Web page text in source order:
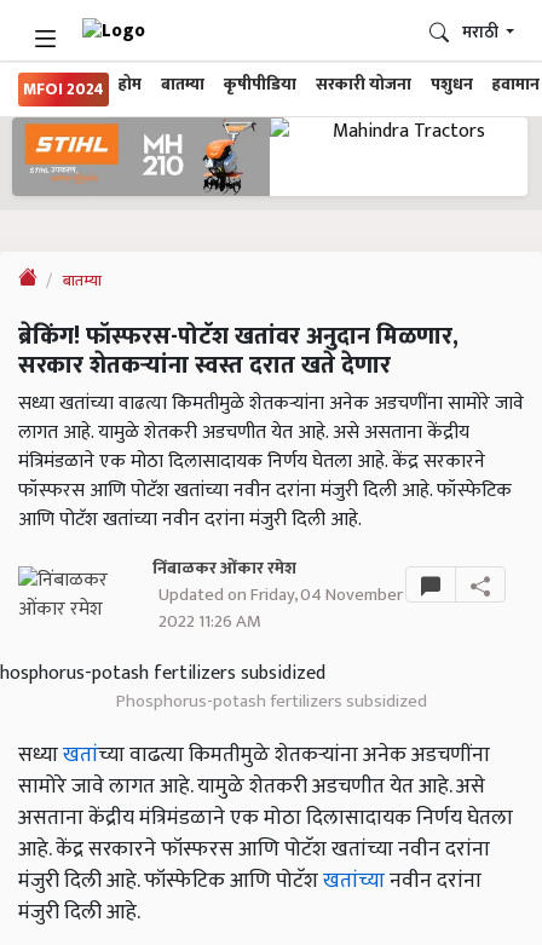
MFOI 2024 होम बातम्या कृषीपीडिया सरकारी योजना पशुधन हवामान
मराठी
बातम्या
ब्रेकिंग! फॉस्फरस-पोटॅश खतांवर अनुदान मिळणार,
सरकार शेतकऱ्यांना स्वस्त दरात खते देणार
सध्या खतांच्या वाढत्या किमतीमुळे शेतकऱ्यांना अनेक अडचणींना सामोरे जावे
लागत आहे. यामुळे शेतकरी अडचणीत येत आहे. असे असताना केंद्रीय
मंत्रिमंडळाने एक मोठा दिलासादायक निर्णय घेतला आहे. केंद्र सरकारने
फॉस्फरस आणि पोटॅश खतांच्या नवीन दरांना मंजुरी दिली आहे. फॉस्फेटिक
आणि पोटॅश खतांच्या नवीन दरांना मंजुरी दिली आहे.
निंबाळकर ओंकार रमेश
Updated on Friday, 04 November
2022 11:26 AM
Phosphorus-potash fertilizers subsidized
सध्याखतांच्या वाढत्या किमतीमुळे शेतकऱ्यांना अनेक अडचणींना
सामोरे जावे लागत आहे. यामुळे शेतकरी अडचणीत येत आहे. असे
असताना केंद्रीय मंत्रिमंडळाने एक मोठा दिलासादायक निर्णय घेतला
आहे. केंद्र सरकारने फॉस्फरस आणि पोटॅश खतांच्या नवीन दरांना
मंजुरी दिली आहे. फॉस्फेटिक आणि पोटॅशखतांच्यानवीन दरांना
मंजुरी दिली आहे.